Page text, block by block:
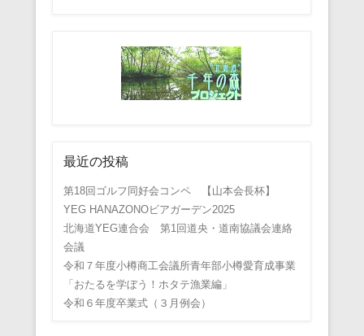
最近の投稿
第18回ゴルフ同好会コンペ 【山本会長杯】
YEG HANAZONOビアガーデン2025
北海道YEG連合会 第1回道央・道南協議会連絡
会議
令和７年度小樽商工会議所青年部小樽愛育成事業
「おたるを学ぼう！ホタテ漁業編」
令和６年度卒業式（３月例会）